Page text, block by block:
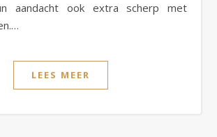
aandacht ook extra scherp met
LEES MEER